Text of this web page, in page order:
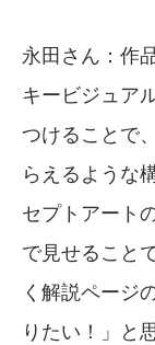
永田さん：作
キービジュア
つけることで
らえるような
セプトアート
で見せること
く解説ページ
りたい！」と